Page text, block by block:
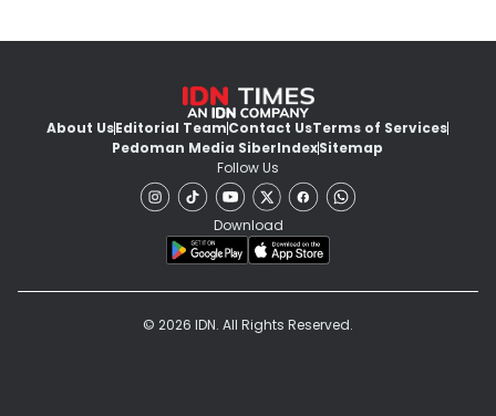
About UsEditorial TeamContact UsTerms of Services
Pedoman Media SiberIndexSitemap
Follow Us
Download
© 2026 IDN. All Rights Reserved.